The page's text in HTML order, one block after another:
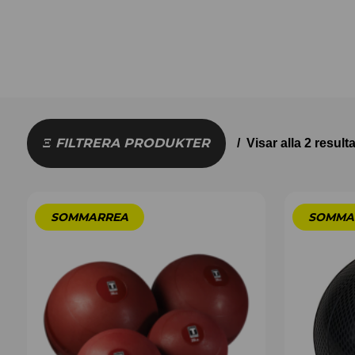
FILTRERA PRODUKTER Visar alla 2